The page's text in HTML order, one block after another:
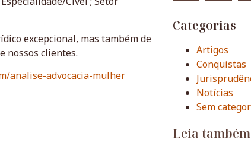
excepcional, mas também de
nossos clientes.
analise-advocacia-mulher
Categorias
Artigos
Conquistas
Notícias
Sem
Leia também